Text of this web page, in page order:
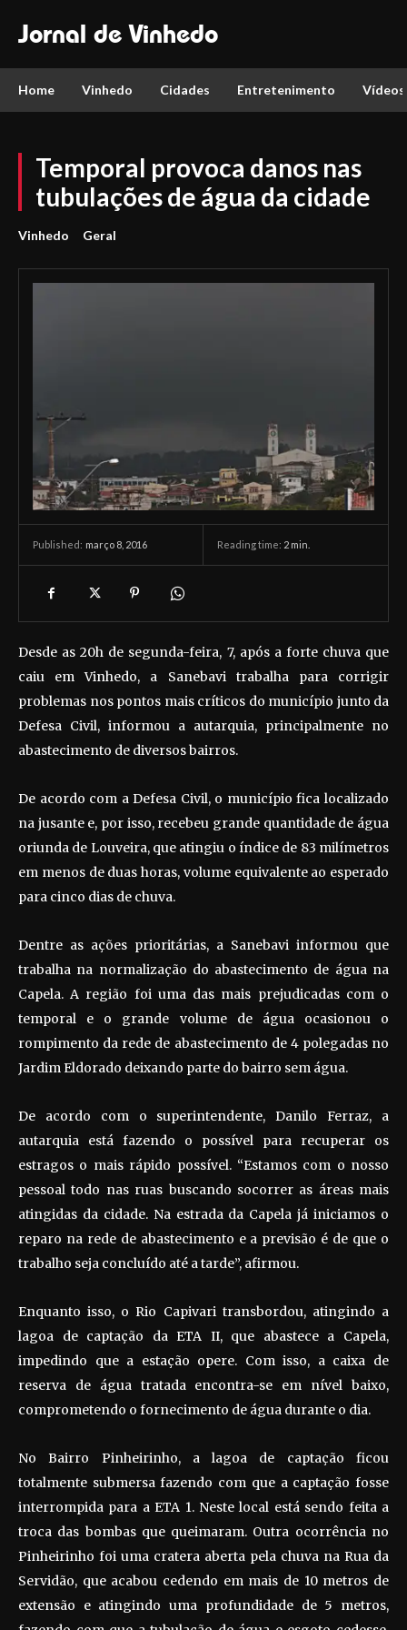
Jornal de Vinhedo
Home Vinhedo Cidades Entretenimento Vídeos
Temporal provoca danos nas
tubulações de água da cidade
Vinhedo Geral
Published: março 8, 2016 Reading time: 2 min.
Desde as 20h de segunda-feira, 7, após a forte chuva que
caiu em Vinhedo, a Sanebavi trabalha para corrigir
problemas nos pontos mais críticos do município junto da
Defesa Civil, informou a autarquia, principalmente no
abastecimento de diversos bairros.
De acordo com a Defesa Civil, o município fica localizado
na jusante e, por isso, recebeu grande quantidade de água
oriunda de Louveira, que atingiu o índice de 83 milímetros
em menos de duas horas, volume equivalente ao esperado
para cinco dias de chuva.
Dentre as ações prioritárias, a Sanebavi informou que
trabalha na normalização do abastecimento de água na
Capela. A região foi uma das mais prejudicadas com o
temporal e o grande volume de água ocasionou o
rompimento da rede de abastecimento de 4 polegadas no
Jardim Eldorado deixando parte do bairro sem água.
De acordo com o superintendente, Danilo Ferraz, a
autarquia está fazendo o possível para recuperar os
estragos o mais rápido possível. “Estamos com o nosso
pessoal todo nas ruas buscando socorrer as áreas mais
atingidas da cidade. Na estrada da Capela já iniciamos o
reparo na rede de abastecimento e a previsão é de que o
trabalho seja concluído até a tarde”, afirmou.
Enquanto isso, o Rio Capivari transbordou, atingindo a
lagoa de captação da ETA II, que abastece a Capela,
impedindo que a estação opere. Com isso, a caixa de
reserva de água tratada encontra-se em nível baixo,
comprometendo o fornecimento de água durante o dia.
No Bairro Pinheirinho, a lagoa de captação ficou
totalmente submersa fazendo com que a captação fosse
interrompida para a ETA 1. Neste local está sendo feita a
troca das bombas que queimaram. Outra ocorrência no
Pinheirinho foi uma cratera aberta pela chuva na Rua da
Servidão, que acabou cedendo em mais de 10 metros de
extensão e atingindo uma profundidade de 5 metros,